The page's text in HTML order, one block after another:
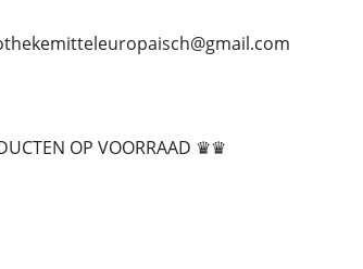
OP VOORRAAD ♛♛